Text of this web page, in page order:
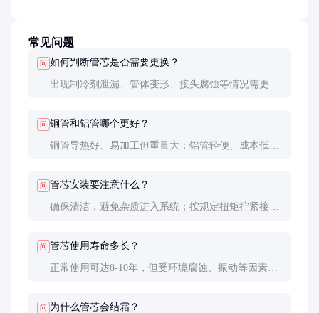
常见问题
问 如何判断管芯是否需要更换？
出现制冷剂泄漏、管体变形、接头腐蚀等情况需更
问 铜管和铝管哪个更好？
铜管导热好、易加工但重量大；铝管轻便、成本低但
问 管芯安装要注意什么？
确保清洁，避免杂质进入系统；按规定扭矩拧紧接
问 管芯使用寿命多长？
正常使用可达8-10年，但受环境腐蚀、振动等因素影
问 为什么管芯会结霜？